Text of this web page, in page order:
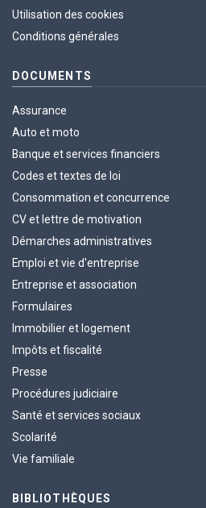
Utilisation des cookies
Conditions générales
DOCUMENTS
Assurance
Auto et moto
Banque et services financiers
Codes et textes de loi
Consommation et concurrence
CV et lettre de motivation
Démarches administratives
Emploi et vie d'entreprise
Entreprise et association
Formulaires
Immobilier et logement
Impôts et fiscalité
Presse
Procédures judiciaire
Santé et services sociaux
Scolarité
Vie familiale
BIBLIOTHÈQUES